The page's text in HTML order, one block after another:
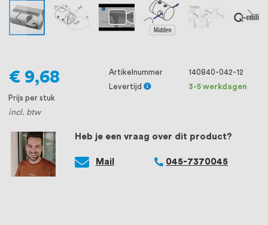
Heb je een vraag over dit product?
Mail 045-7370045
€ 9,68
Prijs per stuk
incl. btw
Artikelnummer
140840-042-12
Levertijd
3-5 werkdagen